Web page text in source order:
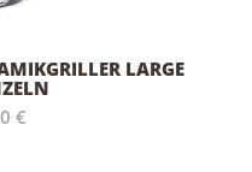
LARGE
€